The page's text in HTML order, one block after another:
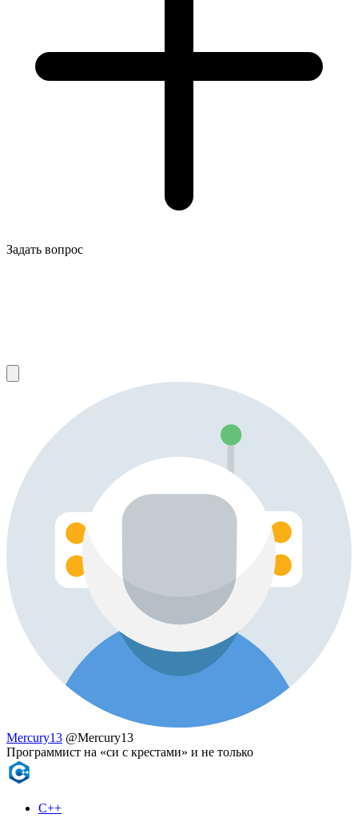
Задать вопрос
Mercury13 @Mercury13
Программист на «си с крестами» и не только
C++